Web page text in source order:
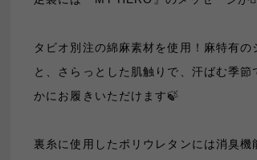
タビオ別注の綿麻素材を使用！麻特有の
と、さらっとした肌触りで、汗ばむ季節
かにお履きいただけます🍃
裏糸に使用したポリウレタンには消臭機